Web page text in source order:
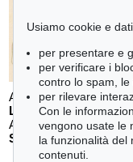
Auction 610 - Lot
LYONEL FEININGER
Alte Seebären , 1919
Stima:€ 2,500
Usiamo cookie e dati
per presentare e
per verificare i
contro lo spam, le
per rilevare
Con le
vengono usate le
la funzionalità del
contenuti.